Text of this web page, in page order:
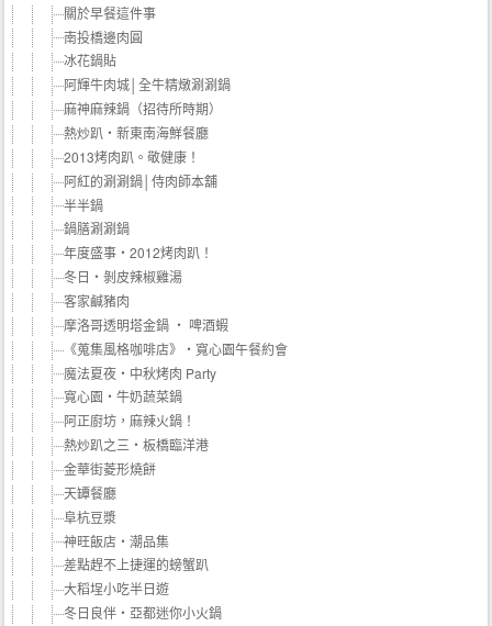
關於早餐這件事
南投橋邊肉圓
冰花鍋貼
阿輝牛肉城│全牛精燉涮涮鍋
麻神麻辣鍋（招待所時期）
熱炒趴‧新東南海鮮餐廳
2013烤肉趴。敬健康！
阿紅的涮涮鍋│侍肉師本舖
半半鍋
鍋膳涮涮鍋
年度盛事‧2012烤肉趴！
冬日‧剝皮辣椒雞湯
客家鹹豬肉
摩洛哥透明塔金鍋 ‧ 啤酒蝦
《蒐集風格咖啡店》‧寬心園午餐約會
魔法夏夜‧中秋烤肉 Party
寬心園‧牛奶蔬菜鍋
阿正廚坊，麻辣火鍋！
熱炒趴之三‧板橋臨洋港
金華街菱形燒餅
天罈餐廳
阜杭豆漿
神旺飯店‧潮品集
差點趕不上捷運的螃蟹趴
大稻埕小吃半日遊
冬日良伴‧亞都迷你小火鍋